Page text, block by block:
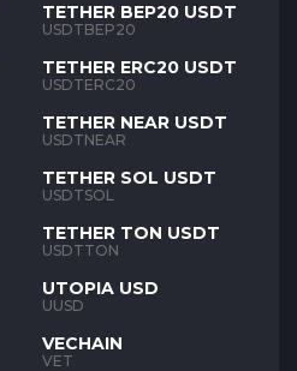
TETHER BEP20 USDT
USDTBEP20
TETHER ERC20 USDT
USDTERC20
TETHER NEAR USDT
USDTNEAR
TETHER SOL USDT
USDTSOL
TETHER TON USDT
USDTTON
UTOPIA USD
UUSD
VECHAIN
VET